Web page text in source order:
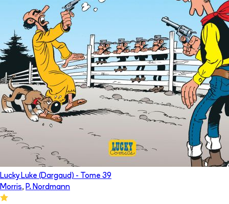
Lucky Luke (Dargaud) - Tome 39
Morris, P. Nordmann